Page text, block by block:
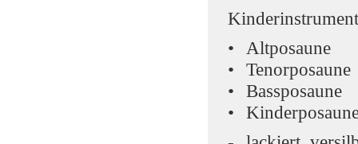
Altposaune
Tenorposaune
Bassposaune